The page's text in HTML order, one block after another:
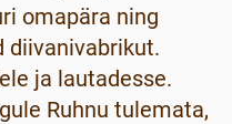
omapära ning
diivanivabrikut.
ja lautadesse.
Ruhnu tulemata,